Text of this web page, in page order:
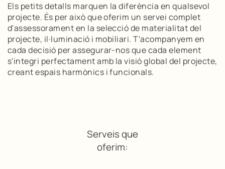
Els petits detalls marquen la diferència en qualsevol
projecte. És per això que oferim un servei complet
d'assessorament en la selecció de materialitat del
projecte, il·luminació i mobiliari. T'acompanyem en
cada decisió per assegurar-nos que cada element
s'integri perfectament amb la visió global del projecte,
creant espais harmònics i funcionals.
Serveis que
oferim: